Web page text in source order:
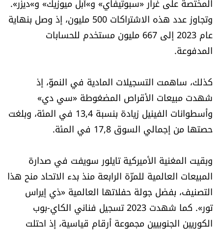
فصل من كتاب
اقرأ تضحك
كاميرا
سجالات
صحّة وصحن
الرياضة
منوّعات
حظّك اليوم
وتجاوز عدد هذه الاشتراكات 500 مليون، إذ وصل بنهاية
عام 2023 إلى 667 مليون مستخدم للحسابات
المدفوعة.
كذلك، ساهمت التسجيلات المادية في النموّ، إذ
شهدت مبيعات الأقراص المضغوطة «سي دي»
وأسطوانات الفينيل زيادة بنسبة 13,4 في المئة، وبلغت
حصتها من إجمالي السوق 17,8 في المئة.
وبقيت المغنية الأميركية تايلور سويفت في صدارة
المبيعات العالمية للمرّة الرابعة منذ بدء الاتحاد منح هذا
التصنيف، بفضل جولة حفلاتها العالمية «ذي إيراس
تور». كما شهدت 2023 تسجيل فناني الكاي-بوب
الكوريين الجنوبيين مجموعة أرقام قياسية، إذ احتلت